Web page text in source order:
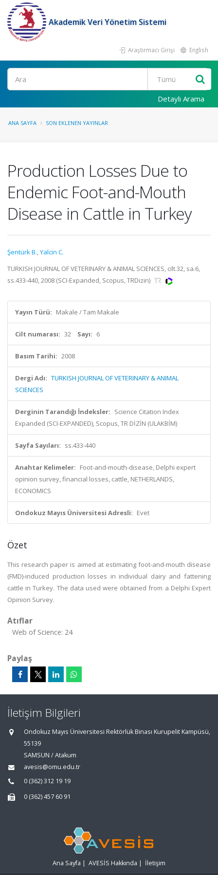
Akademik Veri Yönetim Sistemi
Araştırmacı Girişi English
Ara
Detaylı Arama
ANA SAYFA SON EKLENEN YAYINLAR
Production Losses Due to
Endemic Foot-and-Mouth
Disease in Cattle in Turkey
Şentürk B.,Yalcin C.
TURKISH JOURNAL OF VETERINARY & ANIMAL SCIENCES, cilt.32, sa.6,
ss.433-440, 2008 (SCI-Expanded, Scopus, TRDizin)
Yayın Türü: Makale / Tam Makale
Cilt numarası: 32 Sayı: 6
Basım Tarihi: 2008
Dergi Adı: TURKISH JOURNAL OF VETERINARY & ANIMAL
SCIENCES
Derginin Tarandığı İndeksler: Science Citation Index
Expanded (SCI-EXPANDED), Scopus, TR DİZİN (ULAKBİM)
Sayfa Sayıları: ss.433-440
Anahtar Kelimeler: Foot-and-mouth-disease, Delphi expert
opinion survey, financial losses, cattle, NETHERLANDS,
ECONOMICS
Ondokuz Mayıs Üniversitesi Adresli: Evet
Özet
This research paper is aimed at estimating foot-and-mouth disease
(FMD)-induced production losses in individual dairy and fattening
cattle in Turkey. The data used were obtained from a Delphi Expert
Opinion Survey.
Atıflar
Web of Science: 24
Paylaş
İletişim Bilgileri
Ondokuz Mayıs Üniversitesi Rektörlük Binası Kurupelit Kampüsü,
55139
SAMSUN / Atakum
avesis@omu.edu.tr
0 (362) 312 19 19
0 (362) 457 60 91
Ana Sayfa | AVESİS Hakkında | İletişim